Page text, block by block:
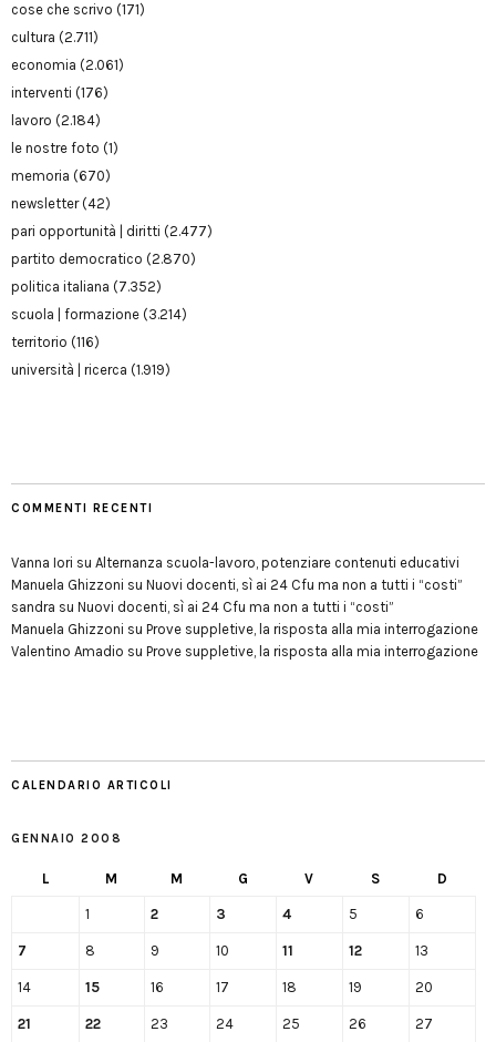
cose che scrivo (171)
cultura (2.711)
economia (2.061)
interventi (176)
lavoro (2.184)
le nostre foto (1)
memoria (670)
newsletter(42)
pari opportunità | diritti (2.477)
partito democratico (2.870)
politica italiana (7.352)
scuola | formazione (3.214)
territorio (116)
università | ricerca (1.919)
COMMENTI RECENTI
Vanna Iori su Alternanza scuola-lavoro, potenziare contenuti educativi
Manuela Ghizzoni su Nuovi docenti, sì ai 24 Cfu ma non a tutti i “costi”
sandra su Nuovi docenti, sì ai 24 Cfu ma non a tutti i “costi”
Manuela Ghizzoni su Prove suppletive, la risposta alla mia interrogazione
Valentino Amadio su Prove suppletive, la risposta alla mia interrogazione
CALENDARIO ARTICOLI
GENNAIO 2008
L M M G V S D
1 2 3 4 5 6
7 8 9 10 11 12 13
14 15 16 17 18 19 20
21 22 23 24 25 26 27